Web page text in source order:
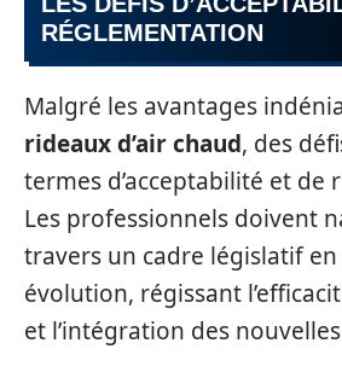
RÉGLEMENTATION
Malgré les avantages
rideaux d’air chaud, des
termes d’acceptabilité et de
Les professionnels doivent
travers un cadre législatif
évolution, régissant
et l’intégration des